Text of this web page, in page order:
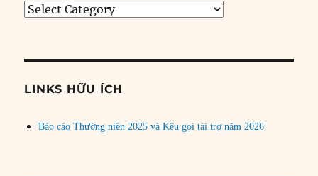
Tìm
đề
LINKS HỮU ÍCH
Báo cáo Thường niên 2025 và Kêu gọi tài trợ năm 2026